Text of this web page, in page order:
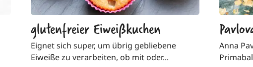
glutenfreier Eiweißkuchen
Eignet sich super, um übrig gebliebene
Eiweiße zu verarbeiten, ob mit oder...
Anna